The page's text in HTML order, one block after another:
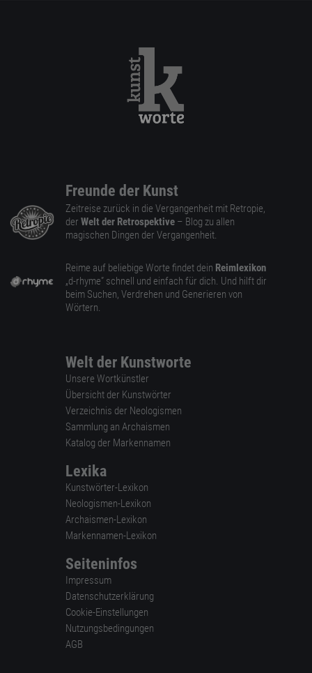
Freunde der Kunst
Zeitreise zurück in die Vergangenheit mit Retropie,
der Welt der Retrospektive – Blog zu allen
magischen Dingen der Vergangenheit.
Reime auf beliebige Worte findet dein Reimlexikon
„d-rhyme” schnell und einfach für dich. Und hilft dir
beim Suchen, Verdrehen und Generieren von
Wörtern.
Welt der Kunstworte
Unsere Wortkünstler
Übersicht der Kunstwörter
Verzeichnis der Neologismen
Sammlung an Archaismen
Katalog der Markennamen
Lexika
Kunstwörter-Lexikon
Neologismen-Lexikon
Archaismen-Lexikon
Markennamen-Lexikon
Seiteninfos
Impressum
Datenschutzerklärung
Cookie-Einstellungen
Nutzungsbedingungen
AGB